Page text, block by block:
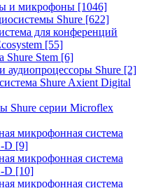
и микрофоны [1046]
Shure [622]
для конференций
[55]
Shure Stem [6]
Shure [2]
Shure Axient Digital
Shure серии Microflex
микрофонная система
D [9]
микрофонная система
D [10]
микрофонная система